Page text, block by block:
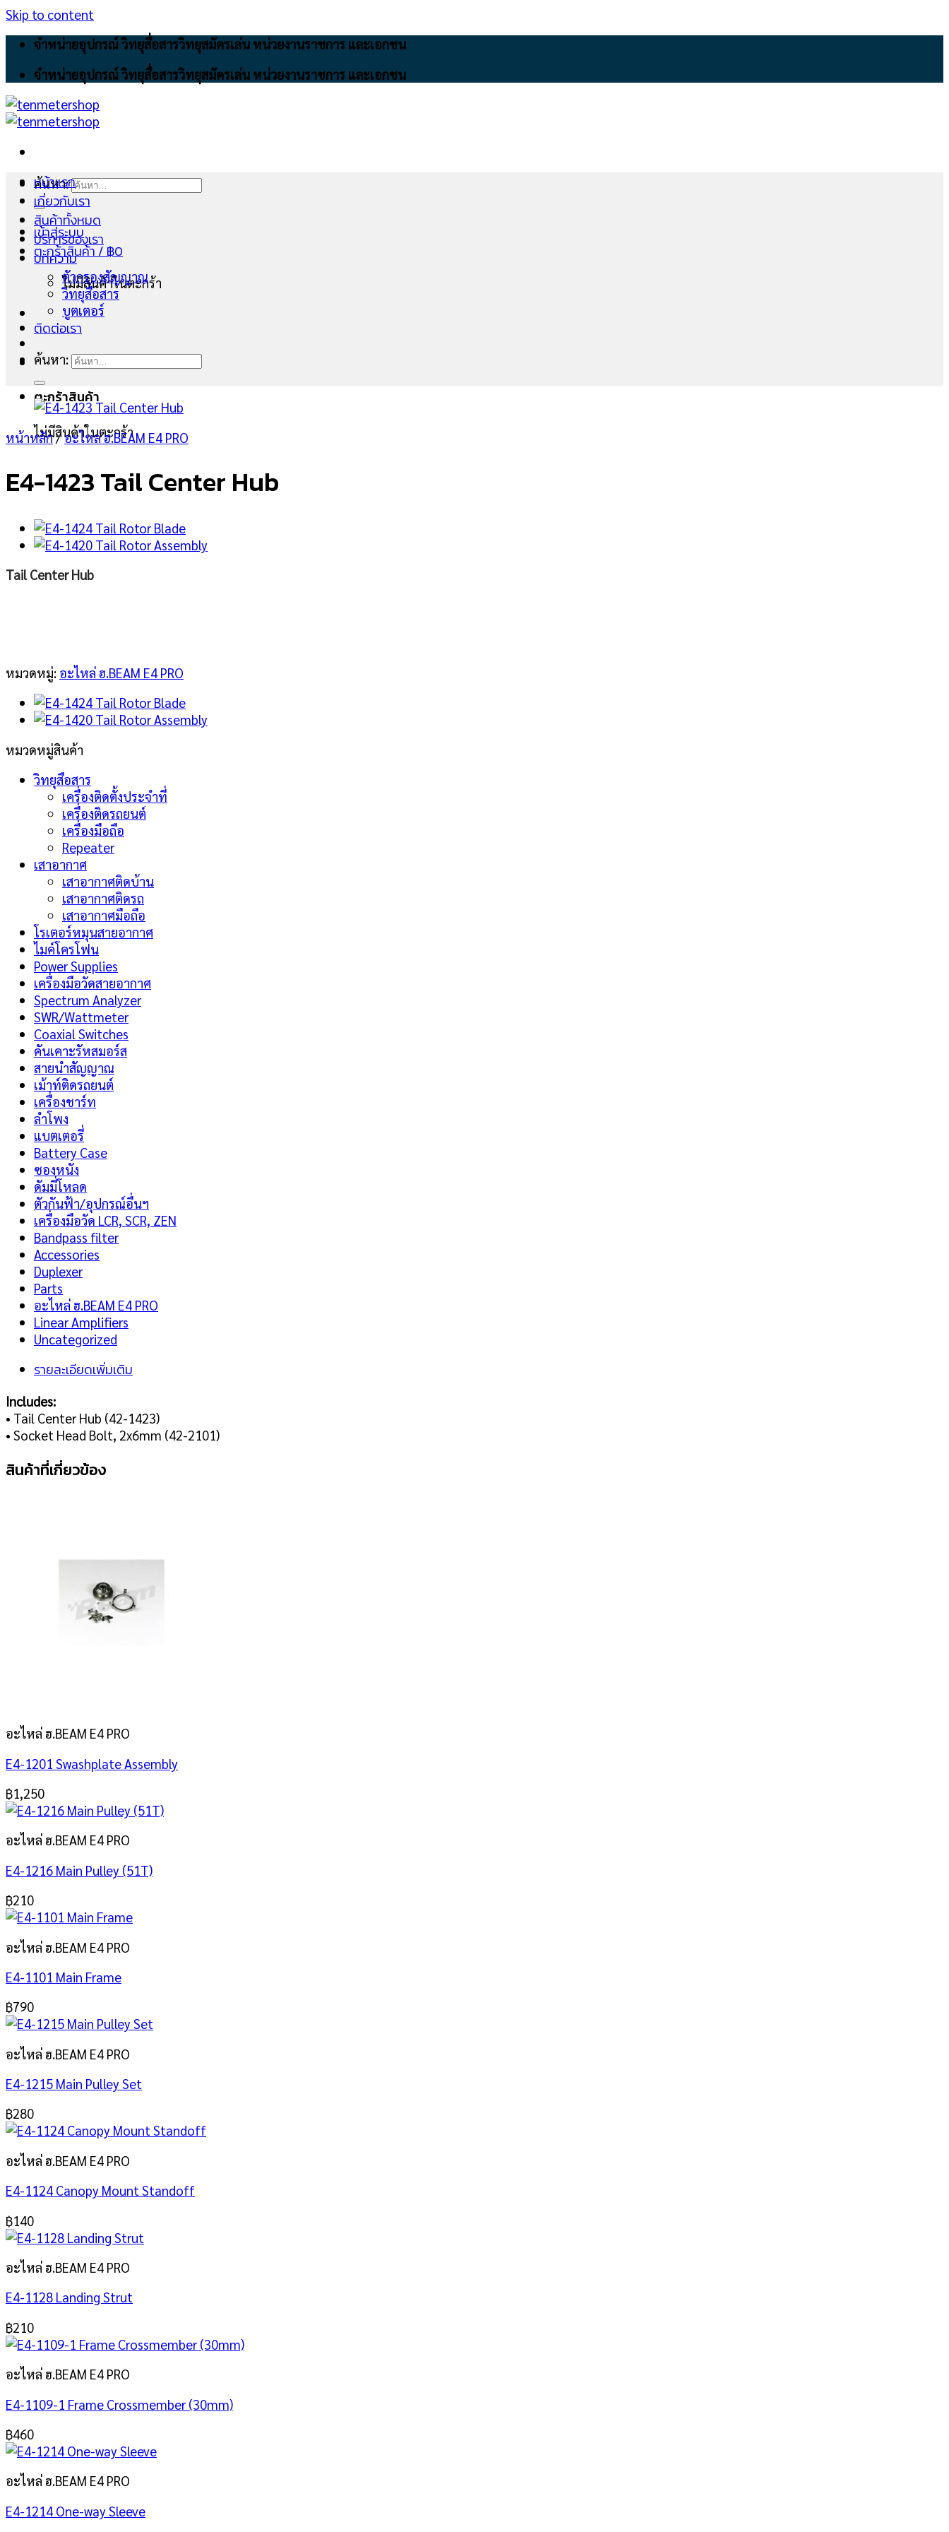
Skip to content
จำหน่ายอุปกรณ์ วิทยุสื่อสารวิทยุสมัครเล่น หน่วยงานราชการ และเอกชน
จำหน่ายอุปกรณ์ วิทยุสื่อสารวิทยุสมัครเล่น หน่วยงานราชการ และเอกชน
ค้นหา:
เข้าสู่ระบบ
ตะกร้าสินค้า /฿0
ไม่มีสินค้าในตะกร้า
ตะกร้าสินค้า
ไม่มีสินค้าในตะกร้า
หน้าแรก
เกี่ยวกับเรา
สินค้าทั้งหมด
บริการของเรา
บทความ
ตัวกรองสัญญาณ
วิทยุสื่อสาร
บูตเตอร์
ติดต่อเรา
ค้นหา:
หน้าหลัก/อะไหล่ ฮ.BEAM E4 PRO
E4-1423 Tail Center Hub
Tail Center Hub
หมวดหมู่: อะไหล่ ฮ.BEAM E4 PRO
หมวดหมู่สินค้า
วิทยุสือสาร
เครื่องติดตั้งประจำที่
เครื่องติดรถยนต์
เครื่องมือถือ
Repeater
เสาอากาศ
เสาอากาศติดบ้าน
เสาอากาศติดรถ
เสาอากาศมือถือ
โรเตอร์หมุนสายอากาศ
ไมค์โครโฟน
Power Supplies
เครื่องมือวัดสายอากาศ
Spectrum Analyzer
SWR/Wattmeter
Coaxial Switches
คันเคาะรัหสมอร์ส
สายนำสัญญาณ
เม้าท์ติดรถยนต์
เครื่องชาร์ท
ลำโพง
แบตเตอรี่
Battery Case
ซองหนัง
ดัมมี่โหลด
ตัวกันฟ้า/อุปกรณ์อื่นฯ
เครื่องมือวัด LCR, SCR, ZEN
Bandpass filter
Accessories
Duplexer
Parts
อะไหล่ ฮ.BEAM E4 PRO
Linear Amplifiers
Uncategorized
รายละเอียดเพิ่มเติม
Includes:
• Tail Center Hub (42-1423)
• Socket Head Bolt, 2x6mm (42-2101)
สินค้าที่เกี่ยวข้อง
อะไหล่ ฮ.BEAM E4 PRO
E4-1201 Swashplate Assembly
฿1,250
อะไหล่ ฮ.BEAM E4 PRO
E4-1216 Main Pulley (51T)
฿210
อะไหล่ ฮ.BEAM E4 PRO
E4-1101 Main Frame
฿790
อะไหล่ ฮ.BEAM E4 PRO
E4-1215 Main Pulley Set
฿280
อะไหล่ ฮ.BEAM E4 PRO
E4-1124 Canopy Mount Standoff
฿140
อะไหล่ ฮ.BEAM E4 PRO
E4-1128 Landing Strut
฿210
อะไหล่ ฮ.BEAM E4 PRO
E4-1109-1 Frame Crossmember (30mm)
฿460
อะไหล่ ฮ.BEAM E4 PRO
E4-1214 One-way Sleeve